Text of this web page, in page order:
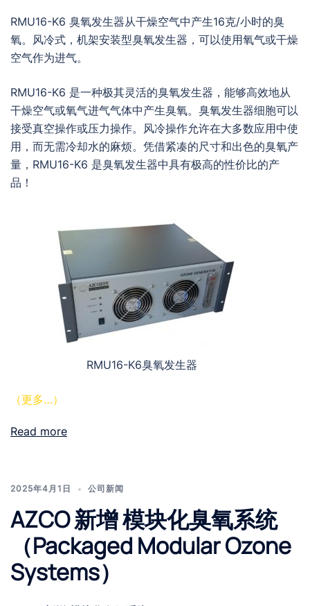
RMU16-K6 臭氧发生器从干燥空气中产生16克/小时的臭
氧。风冷式，机架安装型臭氧发生器，可以使用氧气或干燥
空气作为进气。
RMU16-K6 是一种极其灵活的臭氧发生器，能够高效地从
干燥空气或氧气进气气体中产生臭氧。臭氧发生器细胞可以
接受真空操作或压力操作。风冷操作允许在大多数应用中使
用，而无需冷却水的麻烦。凭借紧凑的尺寸和出色的臭氧产
量，RMU16-K6 是臭氧发生器中具有极高的性价比的产
品！
RMU16-K6臭氧发生器
（更多…）
Read more
2025年4月1日 公司新闻
AZCO 新增 模块化臭氧系统
（Packaged Modular Ozone
Systems）